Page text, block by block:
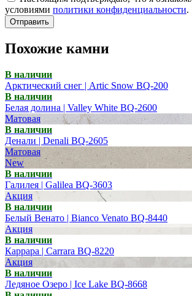
условиями политики конфиденциальности.
Отправить
Похожие камни
В наличии
Арктический снег | Artic Snow BQ-200
В наличии
Белая долина | Valley White BQ-2600
Матовая
В наличии
Денали | Denali BQ-2605
Матовая
New
В наличии
Галилея | Galilea BQ-3603
Акция
В наличии
Белый Венато | Bianco Venato BQ-8440
Акция
В наличии
Каррара | Carrara BQ-8220
Акция
В наличии
Ледяное Озеро | Ice Lake BQ-8668